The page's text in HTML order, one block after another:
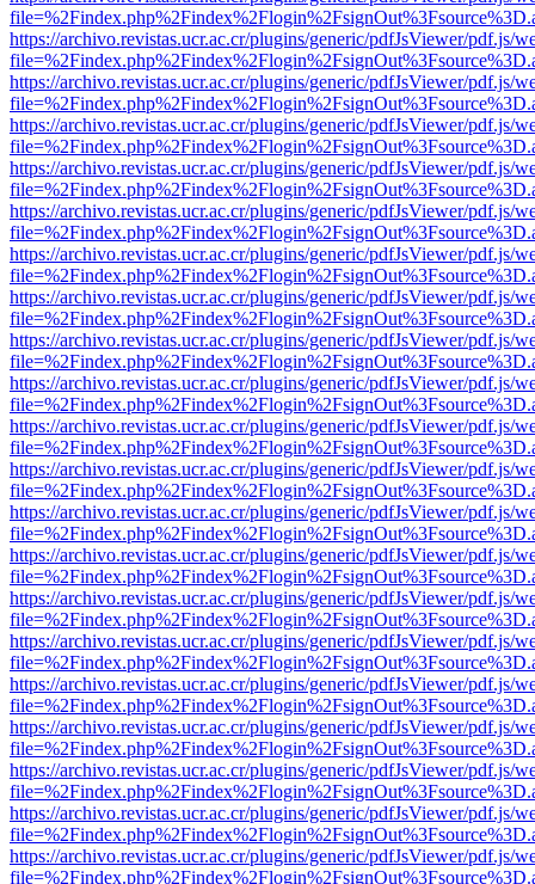
https://archivo.revistas.ucr.ac.cr/plugins/generic/pdfJsViewer/pdf.js/
https://archivo.revistas.ucr.ac.cr/plugins/generic/pdfJsViewer/pdf.js/
https://archivo.revistas.ucr.ac.cr/plugins/generic/pdfJsViewer/pdf.js/
https://archivo.revistas.ucr.ac.cr/plugins/generic/pdfJsViewer/pdf.js/
https://archivo.revistas.ucr.ac.cr/plugins/generic/pdfJsViewer/pdf.js/
https://archivo.revistas.ucr.ac.cr/plugins/generic/pdfJsViewer/pdf.js/
https://archivo.revistas.ucr.ac.cr/plugins/generic/pdfJsViewer/pdf.js/
https://archivo.revistas.ucr.ac.cr/plugins/generic/pdfJsViewer/pdf.js/
https://archivo.revistas.ucr.ac.cr/plugins/generic/pdfJsViewer/pdf.js/
https://archivo.revistas.ucr.ac.cr/plugins/generic/pdfJsViewer/pdf.js/
https://archivo.revistas.ucr.ac.cr/plugins/generic/pdfJsViewer/pdf.js/
https://archivo.revistas.ucr.ac.cr/plugins/generic/pdfJsViewer/pdf.js/
https://archivo.revistas.ucr.ac.cr/plugins/generic/pdfJsViewer/pdf.js/
https://archivo.revistas.ucr.ac.cr/plugins/generic/pdfJsViewer/pdf.js/
https://archivo.revistas.ucr.ac.cr/plugins/generic/pdfJsViewer/pdf.js/
https://archivo.revistas.ucr.ac.cr/plugins/generic/pdfJsViewer/pdf.js/
https://archivo.revistas.ucr.ac.cr/plugins/generic/pdfJsViewer/pdf.js/
https://archivo.revistas.ucr.ac.cr/plugins/generic/pdfJsViewer/pdf.js/
https://archivo.revistas.ucr.ac.cr/plugins/generic/pdfJsViewer/pdf.js/
https://archivo.revistas.ucr.ac.cr/plugins/generic/pdfJsViewer/pdf.js/